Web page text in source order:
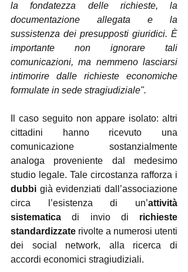
la fondatezza delle richieste, la
documentazione allegata e la
sussistenza dei presupposti giuridici. È
importante non ignorare tali
comunicazioni, ma nemmeno lasciarsi
intimorire dalle richieste economiche
formulate in sede stragiudiziale".
Il caso seguito non appare isolato: altri
cittadini hanno ricevuto una
comunicazione sostanzialmente
analoga proveniente dal medesimo
dubbi già evidenziati dall’associazione
circa l’esistenza di un’attività
sistematica di invio di richieste
standardizzate rivolte a numerosi utenti
dei social network, alla ricerca di
accordi economici stragiudiziali.